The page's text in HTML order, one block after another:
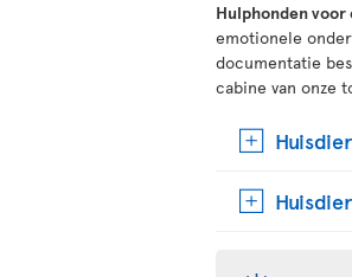
Hulphonden
emotionele
documentatie
cabine van onze